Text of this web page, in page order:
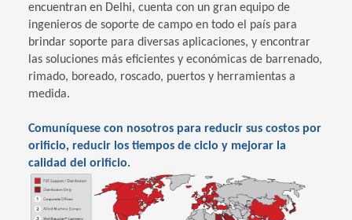
encuentran en Delhi, cuenta con un gran equipo de
ingenieros de soporte de campo en todo el país para
brindar soporte para diversas aplicaciones, y encontrar
las soluciones más eficientes y económicas de barrenado,
rimado, boreado, roscado, puertos y herramientas a
medida.
Comuníquese con nosotros para reducir sus costos por
orificio, reducir los tiempos de ciclo y mejorar la
calidad del orificio.